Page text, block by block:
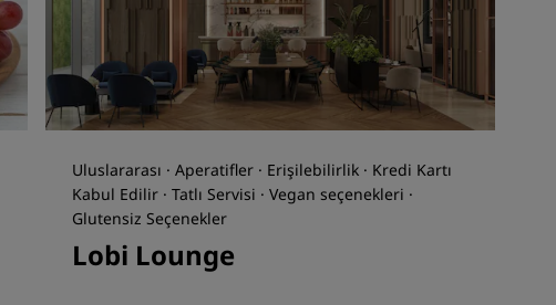
Uluslararası · Aperatifler · Erişilebilirlik · Kredi Kartı
Kabul Edilir · Tatlı Servisi · Vegan seçenekleri ·
Glutensiz Seçenekler
Lobi Lounge